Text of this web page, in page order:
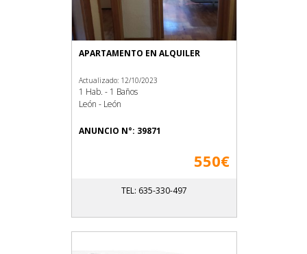
APARTAMENTO EN ALQUILER
Actualizado: 12/10/2023
1 Hab. - 1 Baños
León - León
ANUNCIO N°: 39871
550€
TEL: 635-330-497